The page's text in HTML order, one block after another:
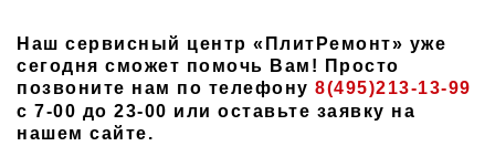
Наш сервисный центр «ПлитРемонт» уже
сегодня сможет помочь Вам! Просто
позвоните нам по телефону 8(495)213-13-99
с 7-00 до 23-00 или оставьте заявку на
нашем сайте.